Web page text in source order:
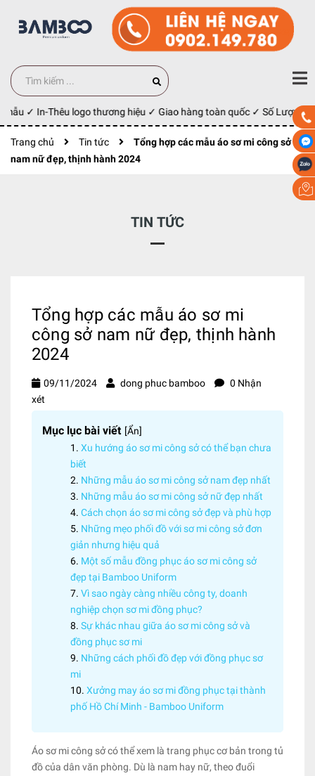
✓ In-Thêu logo thương hiệu ✓ Giao hàng toàn quốc ✓ Số Lượng 100
Trang chủ Tin tức
Tổng hợp các mẫu áo sơ mi công sở
nam nữ đẹp, thịnh hành 2024
TIN TỨC
Tổng hợp các mẫu áo sơ mi
công sở nam nữ đẹp, thịnh hành
2024
09/11/2024 dong phuc bamboo
0 Nhận
xét
Mục lục bài viết [Ẩn]
Xu hướng áo sơ mi công sở có thể bạn chưa
biết
Những mẫu áo sơ mi công sở nam đẹp nhất
Những mẫu áo sơ mi công sở nữ đẹp nhất
Cách chọn áo sơ mi công sở đẹp và phù hợp
Những mẹo phối đồ với sơ mi công sở đơn
giản nhưng hiệu quả
Một số mẫu đồng phục áo sơ mi công sở
đẹp tại Bamboo Uniform
Vì sao ngày càng nhiều công ty, doanh
nghiệp chọn sơ mi đồng phục?
Sự khác nhau giữa áo sơ mi công sở và
đồng phục sơ mi
Những cách phối đồ đẹp với đồng phục sơ
mi
Xưởng may áo sơ mi đồng phục tại thành
phố Hồ Chí Minh - Bamboo Uniform
Áo sơ mi công sở có thể xem là trang phục cơ bản trong tủ
đồ của dân văn phòng. Dù là nam hay nữ, theo đuổi